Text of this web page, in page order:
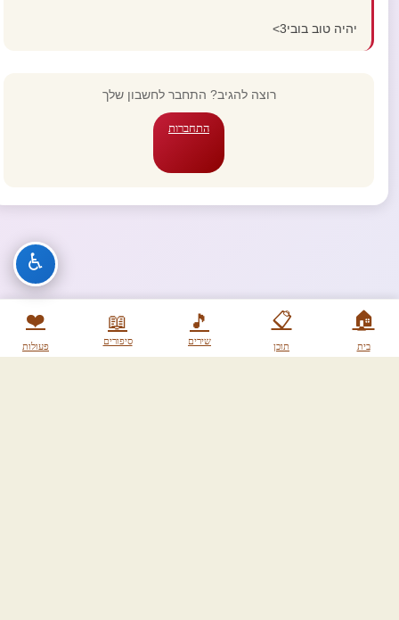
🏠
בית
📋
תוכן
🎵
שירים
📖
סיפורים
❤️
פעולות
יהיה טוב בובי3>
רוצה להגיב? התחבר לחשבון שלך
התחברות
♿